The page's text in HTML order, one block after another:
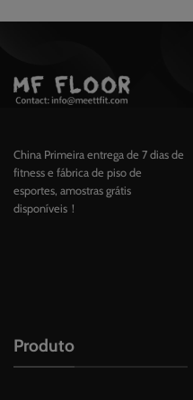
China Primeira entrega de 7 dias de
fitness e fábrica de piso de
esportes, amostras grátis
disponíveis！
Produto